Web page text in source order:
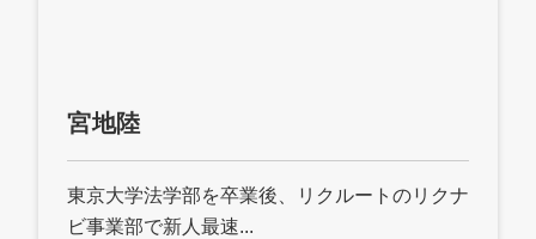
宮地陸
東京大学法学部を卒業後、リクルートのリクナ
ビ事業部で新人最速...